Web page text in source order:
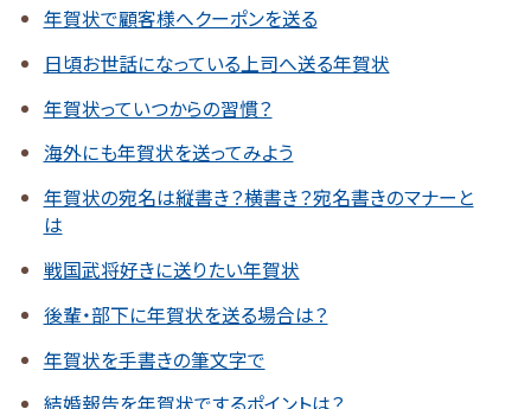
年賀状で顧客様へクーポンを送る
日頃お世話になっている上司へ送る年賀状
年賀状っていつからの習慣？
海外にも年賀状を送ってみよう
年賀状の宛名は縦書き？横書き？宛名書きのマナーと
は
戦国武将好きに送りたい年賀状
後輩・部下に年賀状を送る場合は？
年賀状を手書きの筆文字で